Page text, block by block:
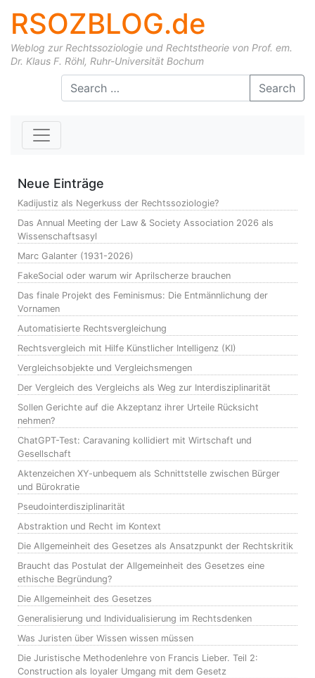
RSOZBLOG.de
Weblog zur Rechtssoziologie und Rechtstheorie von Prof. em.
Dr. Klaus F. Röhl, Ruhr-Universität Bochum
Skip to content Search
Neue Einträge
Kadijustiz als Negerkuss der Rechtssoziologie?
Das Annual Meeting der Law & Society Association 2026 als
Wissenschaftsasyl
Marc Galanter (1931-2026)
FakeSocial oder warum wir Aprilscherze brauchen
Das finale Projekt des Feminismus: Die Entmännlichung der
Vornamen
Automatisierte Rechtsvergleichung
Rechtsvergleich mit Hilfe Künstlicher Intelligenz (KI)
Vergleichsobjekte und Vergleichsmengen
Der Vergleich des Vergleichs als Weg zur Interdisziplinarität
Sollen Gerichte auf die Akzeptanz ihrer Urteile Rücksicht
nehmen?
ChatGPT-Test: Caravaning kollidiert mit Wirtschaft und
Gesellschaft
Aktenzeichen XY-unbequem als Schnittstelle zwischen Bürger
und Bürokratie
Pseudointerdisziplinarität
Abstraktion und Recht im Kontext
Die Allgemeinheit des Gesetzes als Ansatzpunkt der Rechtskritik
Braucht das Postulat der Allgemeinheit des Gesetzes eine
ethische Begründung?
Die Allgemeinheit des Gesetzes
Generalisierung und Individualisierung im Rechtsdenken
Was Juristen über Wissen wissen müssen
Die Juristische Methodenlehre von Francis Lieber. Teil 2:
Construction als loyaler Umgang mit dem Gesetz